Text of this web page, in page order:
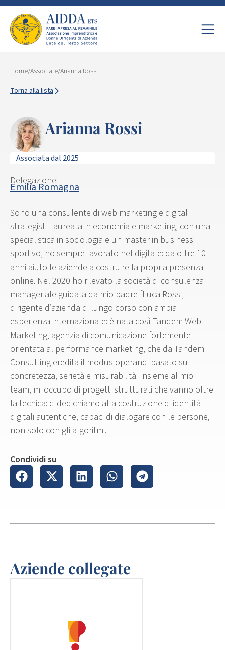
Home/Associate/Arianna Rossi
Torna alla lista
Arianna Rossi
Associata dal 2025
Delegazione:
Emilia Romagna
Sono una consulente di web marketing e digital
strategist. Laureata in economia e marketing, con una
specialistica in sociologia e un master in business
sportivo, ho sempre lavorato nel digitale: da oltre 10
anni aiuto le aziende a costruire la propria presenza
online. Nel 2020 ho rilevato la società di consulenza
manageriale guidata da mio padre fLuca Rossi,
dirigente d’azienda di lungo corso con ampia
esperienza internazionale: è nata così Tandem Web
Marketing, agenzia di comunicazione fortemente
orientata al performance marketing, che da Tandem
Consulting eredita il modus operandi basato su
concretezza, serietà e misurabilità. Insieme al mio
team, mi occupo di progetti strutturati che vanno oltre
la tecnica: ci dedichiamo alla costruzione di identità
digitali autentiche, capaci di dialogare con le persone,
non solo con gli algoritmi.
Condividi su
Aziende collegate